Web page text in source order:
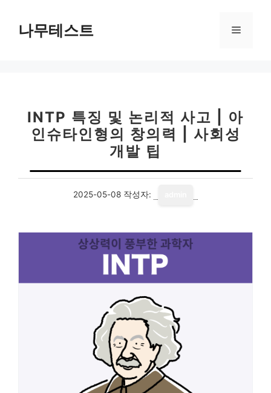
나무테스트 메
INTP 특징 및 논리적 사고 | 아
인슈타인형의 창의력 | 사회성
개발 팁
2025-05-08 작성자: